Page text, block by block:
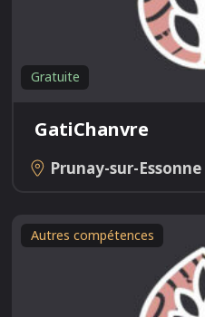
Gratuite
GatiChanvre
Prunay-sur-Essonne
Autres compétences